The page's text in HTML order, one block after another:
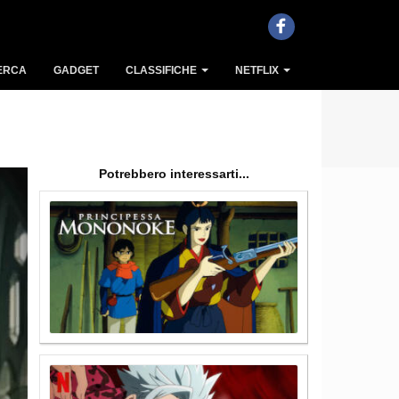
GADGET CLASSIFICHE NETFLIX
Potrebbero interessarti...